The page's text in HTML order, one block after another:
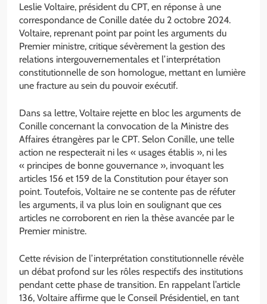
Leslie Voltaire, président du CPT, en réponse à une
correspondance de Conille datée du 2 octobre 2024.
Voltaire, reprenant point par point les arguments du
Premier ministre, critique sévèrement la gestion des
relations intergouvernementales et l’interprétation
constitutionnelle de son homologue, mettant en lumière
une fracture au sein du pouvoir exécutif.
Dans sa lettre, Voltaire rejette en bloc les arguments de
Conille concernant la convocation de la Ministre des
Affaires étrangères par le CPT. Selon Conille, une telle
action ne respecterait ni les « usages établis », ni les
« principes de bonne gouvernance », invoquant les
articles 156 et 159 de la Constitution pour étayer son
point. Toutefois, Voltaire ne se contente pas de réfuter
les arguments, il va plus loin en soulignant que ces
articles ne corroborent en rien la thèse avancée par le
Premier ministre.
Cette révision de l’interprétation constitutionnelle révèle
un débat profond sur les rôles respectifs des institutions
pendant cette phase de transition. En rappelant l’article
136, Voltaire affirme que le Conseil Présidentiel, en tant